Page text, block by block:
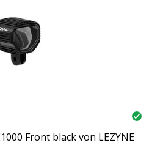
Front black von LEZYNE